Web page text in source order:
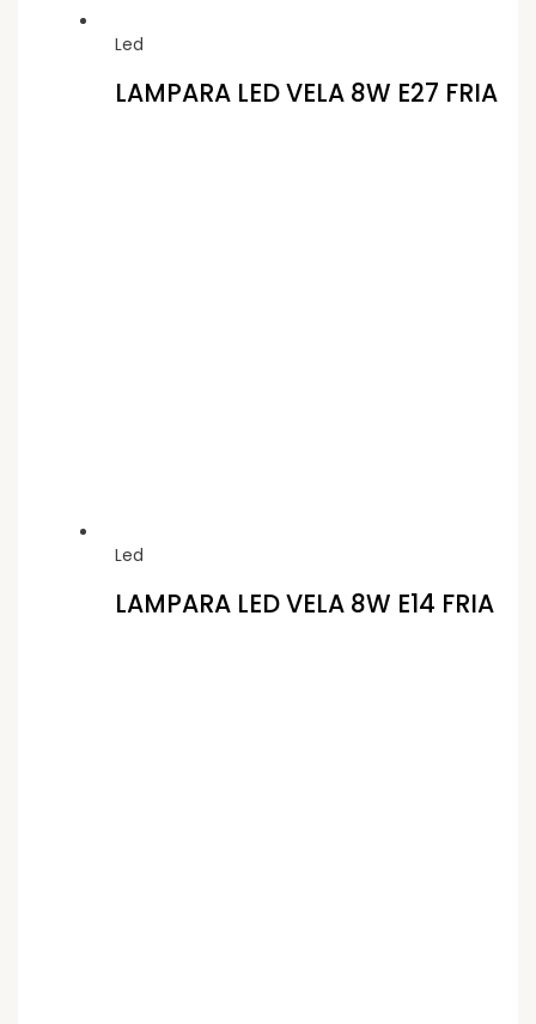
Led
LAMPARA LED VELA 8W E27 FRIA
Led
LAMPARA LED VELA 8W E14 FRIA